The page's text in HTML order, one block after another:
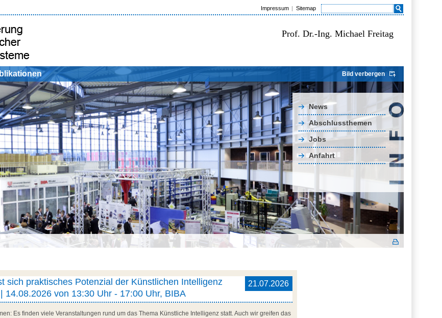
Impressum Sitemap
Prof. Dr.-Ing. Michael Freitag
Bild verbergen
News
Abschlussthemen
Jobs
Anfahrt
21.07.2026
sich praktisches Potenzial der Künstlichen Intelligenz
14.08.2026 von 13:30 Uhr - 17:00 Uhr, BIBA
Es finden viele Veranstaltungen rund um das Thema Künstliche Intelligenz statt. Auch wir greifen das